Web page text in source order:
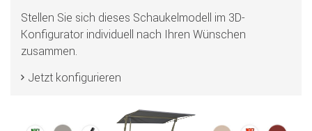
Stellen Sie sich dieses Schaukelmodell im 3D-
Konfigurator individuell nach Ihren Wünschen
zusammen.
Jetzt konfigurieren